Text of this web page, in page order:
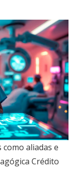
aliadas e
Crédito